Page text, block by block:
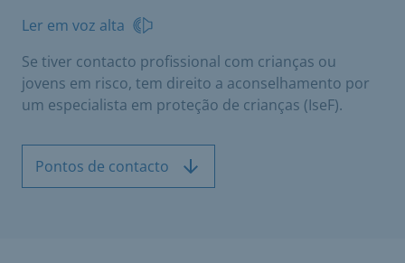
Ler em voz alta
Se tiver contacto profissional com crianças ou
jovens em risco, tem direito a aconselhamento por
um especialista em proteção de crianças (IseF).
Pontos de contacto